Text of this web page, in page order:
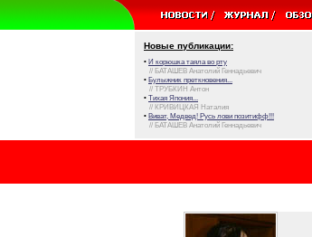
Новые публикации:
• И корюшка таяла во рту
// БАТАШЕВ Анатолий Геннадьевич
• Булыжник преткновения...
// ТРУБКИН Антон
• Тихая Япония...
// КРИВИЦКАЯ Наталия
• Виват, Медвед! Русь лови позитифф!!!
// БАТАШЕВ Анатолий Геннадьевич